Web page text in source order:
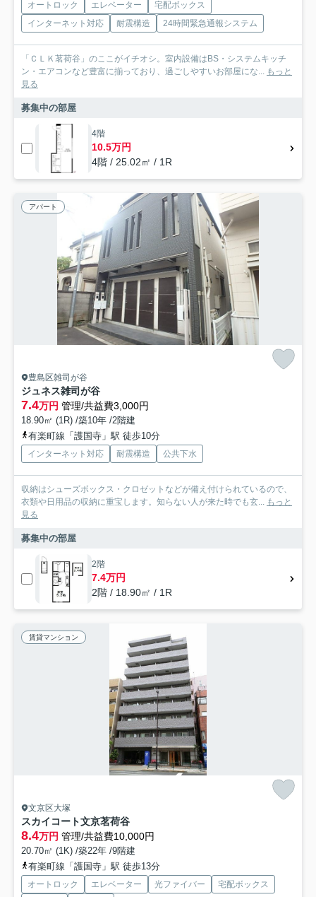
オートロック エレベーター
宅配ボックス
インターネット対応
耐震構造 24時間緊急通報システム
「ＣＬＫ茗荷谷」のここがイチオシ。室内設備はBS・システムキッチ
ン・エアコンなど豊富に揃っており、過ごしやすいお部屋にな... もっと
見る
募集中の部屋
4階
10.5万円
4階 / 25.02㎡ / 1R
アパート
豊島区雑司が谷
ジュネス雑司が谷
7.4万円 管理/共益費3,000円
18.90㎡ (1R) /築10年 /2階建
有楽町線「護国寺」駅 徒歩10分
インターネット対応 耐震構造 公共下水
収納はシューズボックス・クロゼットなどが備え付けられているので、
衣類や日用品の収納に重宝します。知らない人が来た時でも玄... もっと
見る
募集中の部屋
2階
7.4万円
2階 / 18.90㎡ / 1R
賃貸マンション
文京区大塚
スカイコート文京茗荷谷
8.4万円 管理/共益費10,000円
20.70㎡ (1K) /築22年 /9階建
有楽町線「護国寺」駅 徒歩13分
オートロック エレベーター 光ファイバー
宅配ボックス